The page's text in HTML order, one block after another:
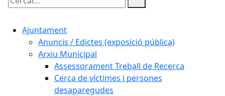
Cercar:
Ajuntament
Anuncis / Edictes (exposició pública)
Arxiu Municipal
Assessorament Treball de Recerca
Cerca de víctimes i persones
desaparegudes